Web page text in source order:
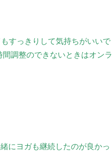
すっきりして気持ちがいいで
調整のできないときはオンラ
にヨガも継続したのが良かっ